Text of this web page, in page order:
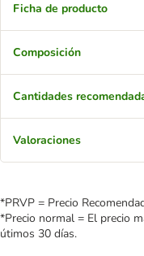
Ficha de producto
Composición
Cantidades
Valoraciones
*PRVP = Precio
*Precio normal = El precio
útimos 30 días.